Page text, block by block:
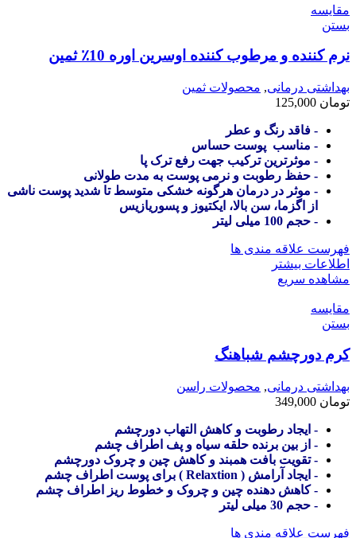
مقایسه
بستن
نرم کننده و مرطوب کننده اوسرین اوره 10٪ ثمین
بهداشتی درمانی, محصولات ثمین
تومان
- فاقد رنگ و عطر
- مناسب پوست حساس
- موثرترین ترکیب جهت رفع ترک پا
- حفظ رطوبت و نرمی پوست به مدت طولانی
- موثر در درمان هرگونه خشکی متوسط تا شدید پوست ناشی
از اگزما، سن بالا، ایکتیوز و پسوریازیس
- حجم 100 میلی لیتر
فهرست علاقه مندی ها
اطلاعات بیشتر
مشاهده سریع
مقایسه
بستن
کرم دورچشم شباهنگ
بهداشتی درمانی, محصولات راسن
تومان
- ایجاد رطوبت و کاهش التهاب دورچشم
- از بین برنده حلقه سیاه و پف اطراف چشم
- تقویت بافت همبند و کاهش چین و چروک دورچشم
- ایجاد آرامش ( Relaxtion ) برای پوست اطراف چشم
- کاهش دهنده چین و چروک و خطوط ریز اطراف چشم
- حجم 30 میلی لیتر
فهرست علاقه مندی ها